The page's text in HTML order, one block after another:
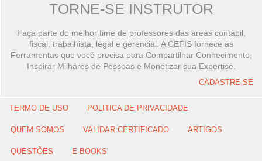
TORNE-SE INSTRUTOR
Faça parte do melhor time de professores das áreas contábil,
fiscal, trabalhista, legal e gerencial. A CEFIS fornece as
Ferramentas que você precisa para Compartilhar Conhecimento,
Inspirar Milhares de Pessoas e Monetizar sua Expertise.
CADASTRE-SE
TERMO DE USO POLITICA DE PRIVACIDADE
QUEM SOMOS VALIDAR CERTIFICADO ARTIGOS
QUESTÕES E-BOOKS